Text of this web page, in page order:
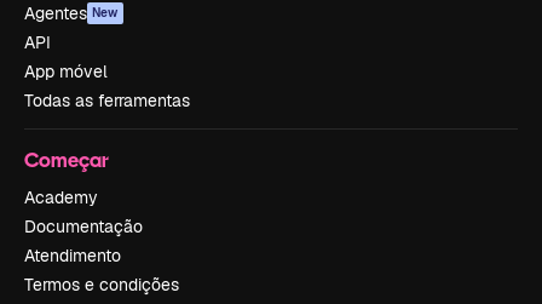
Agentes New
API
App móvel
Todas as ferramentas
Começar
Academy
Documentação
Atendimento
Termos e condições